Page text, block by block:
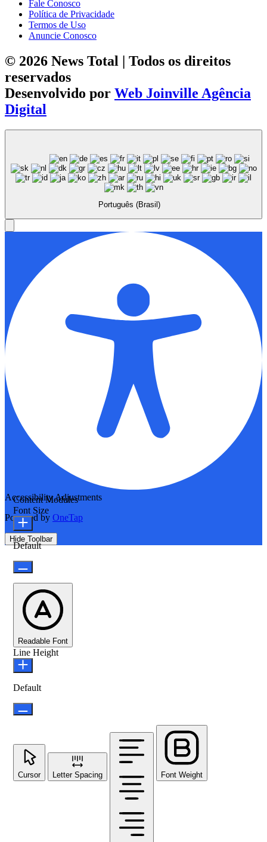
Fale Conosco
Política de Privacidade
Termos de Uso
Anuncie Conosco
© 2026 News Total | Todos os direitos
reservados
Desenvolvido por Web Joinville Agência
Digital
Português (Brasil)
Accessibility Adjustments
Powered by OneTap
Hide Toolbar
Content Modules
Font Size
Default
Readable Font
Line Height
Default
Cursor Letter Spacing Font Weight